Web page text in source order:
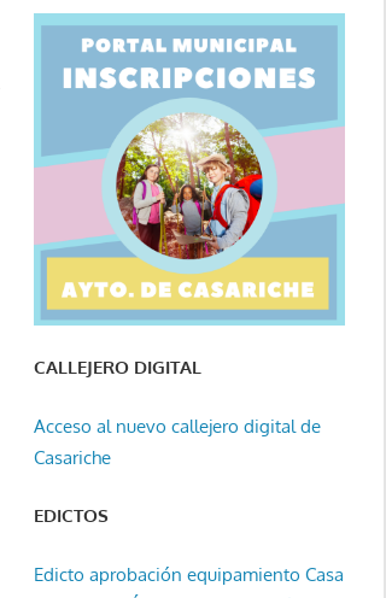
CALLEJERO DIGITAL
Acceso al nuevo callejero digital de
Casariche
EDICTOS
Edicto aprobación equipamiento Casa